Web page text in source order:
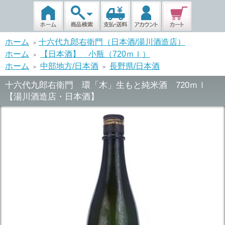
ホーム > 十六代九郎右衛門（日本酒/湯川酒造店）
ホーム
>
【日本酒】 小瓶（720ｍｌ）
ホーム
> 中部地方/日本酒 > 長野県/日本酒
十六代九郎右衛門 環「木」生もと純米酒 720ｍｌ
【湯川酒造店・日本酒】